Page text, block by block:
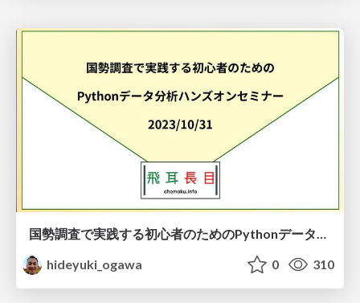
国勢調査で実践する初心者のためのPythonデータ分析ハンズオンセミナー資料
hideyuki_ogawa
0 310